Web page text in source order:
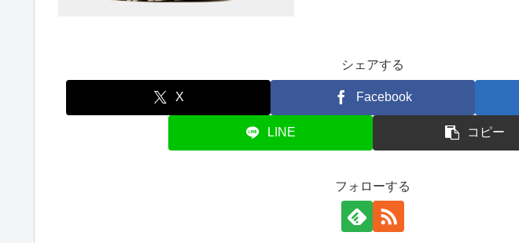
シェアする
X Facebook
LINE コピー
フォローする